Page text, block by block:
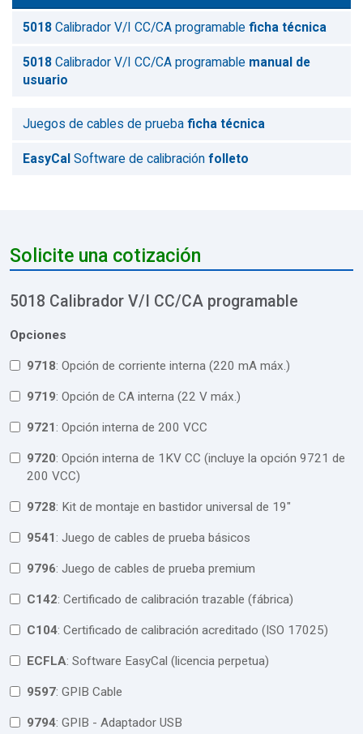
5018 Calibrador V/I CC/CA programable ficha técnica
5018 Calibrador V/I CC/CA programable manual de
usuario
Juegos de cables de prueba ficha técnica
EasyCal Software de calibración folleto
Solicite una cotización
5018 Calibrador V/I CC/CA programable
Opciones
9718 : Opción de corriente interna (220 mA máx.)
9719 : Opción de CA interna (22 V máx.)
9721 : Opción interna de 200 VCC
9720: Opción interna de 1KV CC (incluye la opción 9721 de
200 VCC)
9728 : Kit de montaje en bastidor universal de 19"
9541 : Juego de cables de prueba básicos
9796 : Juego de cables de prueba premium
C142 : Certificado de calibración trazable (fábrica)
C104 : Certificado de calibración acreditado (ISO 17025)
ECFLA : Software EasyCal (licencia perpetua)
9597 : GPIB Cable
9794 : GPIB - Adaptador USB